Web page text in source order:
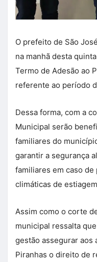
O prefeito de São
na manhã desta
Termo de Adesão ao
referente ao período
Dessa forma, com a
Municipal serão
familiares do
garantir a segurança
familiares em caso
climáticas de
Assim como o corte
municipal ressalta
gestão assegurar aos
Piranhas o direito de